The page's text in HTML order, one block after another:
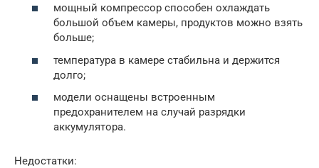
мощный компрессор способен охлаждать
большой объем камеры, продуктов можно взять
больше;
температура в камере стабильна и держится
долго;
модели оснащены встроенным
предохранителем на случай разрядки
аккумулятора.
Недостатки: